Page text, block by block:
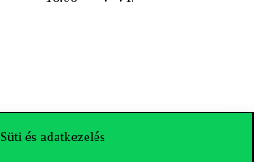
Süti és adatkezelés